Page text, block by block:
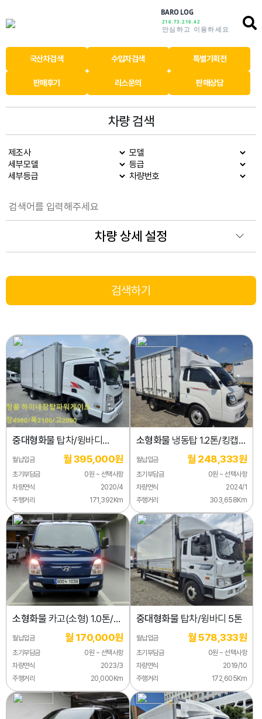
국산차검색 수입차검색 특별기획전
판매후기 리스문의 판매상담
차량 검색
차량 상세 설정
중대형화물 탑차/윙바디
3.5톤
월납입금 월 395,000원
초기부담금
0원 ~ 선택사항
차량연식
2020/4
주행거리
171,392Km
소형화물 냉동탑 1.2톤/킹캡/
초장축/표준형/(싱글컴프)
월납입금 월 248,333원
초기부담금
0원 ~ 선택사항
차량연식
2024/1
주행거리
303,658Km
소형화물 카고(소형) 1.0톤/
슈퍼캡/초장축/(CRDi)
월납입금 월 170,000원
초기부담금
0원 ~ 선택사항
차량연식
2023/3
주행거리
20,000Km
중대형화물 탑차/윙바디 5톤
월납입금 월 578,333원
초기부담금
0원 ~ 선택사항
차량연식
2019/10
주행거리
172,605Km
BARO LOG
216.73.216.42
안심하고 이용하세요